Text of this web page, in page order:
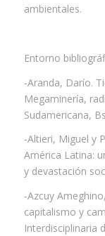
ambientales.
Entorno
-Aranda, Darío.
Megaminería,
Sudamericana,
-Altieri, Miguel y
América Latina:
y devastación
-Azcuy
capitalismo y
Interdisciplinaria